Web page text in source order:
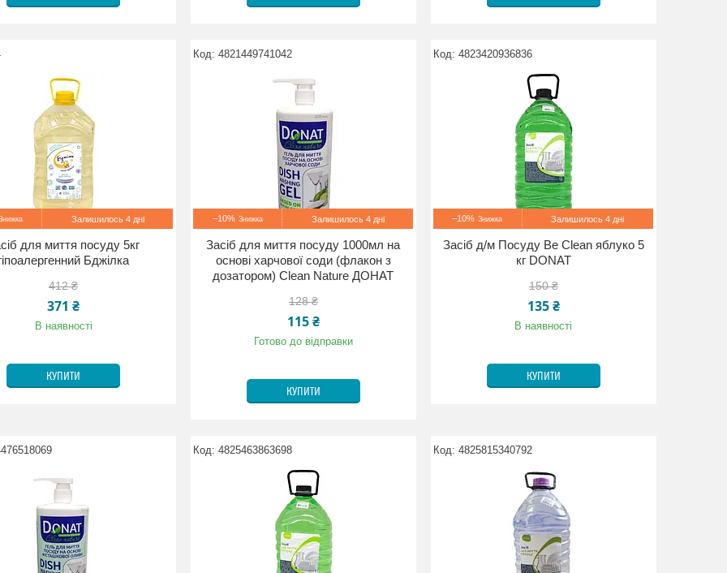
Залишилось 4 дні
для миття посуду 5кг
Бджілка
412 ₴
371 ₴
В наявності
КУПИТИ
4821449741042
–10% Залишилось 4 дні
Засіб для миття посуду 1000мл на
основі харчової соди (флакон з
дозатором) Clean Nature ДОНАТ
128 ₴
115 ₴
Готово до відправки
КУПИТИ
4823420936836
–10% Залишилось 4 дні
Засіб д/м Посуду Be Clean яблуко 5
кг DONAT
150 ₴
135 ₴
В наявності
КУПИТИ
4825463863698 4825815340792